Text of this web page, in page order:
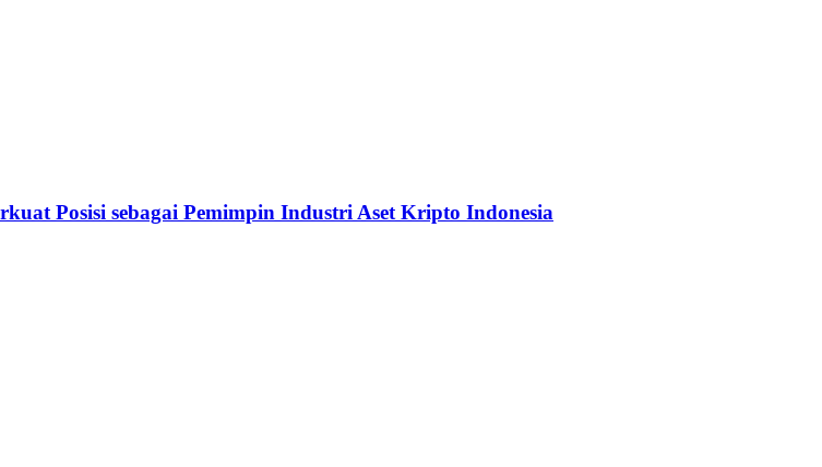
Posisi sebagai Pemimpin Industri Aset Kripto Indonesia